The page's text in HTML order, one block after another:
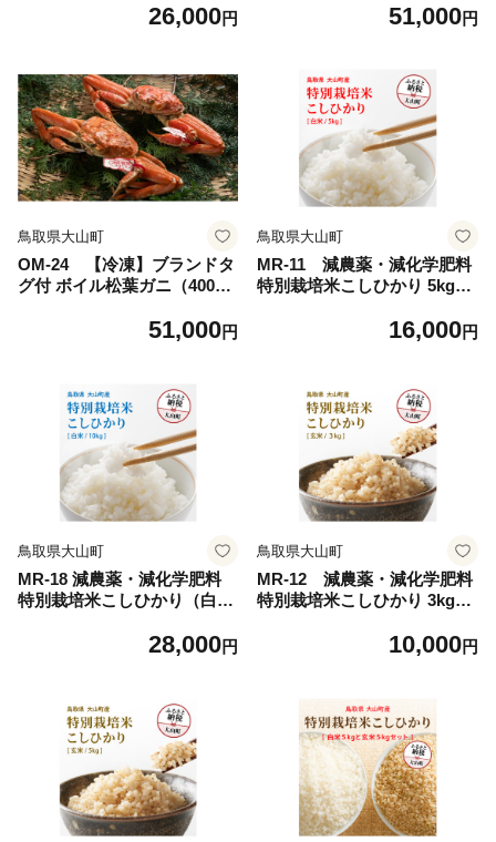
26,000円 51,000円
鳥取県大山町
OM-24 【冷凍】ブランドタ
グ付 ボイル松葉ガニ（400ｇ
51,000円
鳥取県大山町
MR-11 減農薬・減化学肥料
特別栽培米こしひかり 5kg
16,000円
鳥取県大山町
MR-18 減農薬・減化学肥料
特別栽培米こしひかり（白
28,000円
鳥取県大山町
MR-12 減農薬・減化学肥料
特別栽培米こしひかり 3kg
10,000円